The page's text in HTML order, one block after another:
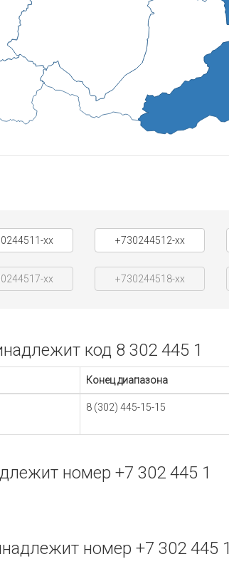
xx +730244512-xx
xx +730244518-xx
код 8 302 445 1
Конец диапазона
8 (302) 445-15-15
номер +7 302 445 1
номер +7 302 445 1